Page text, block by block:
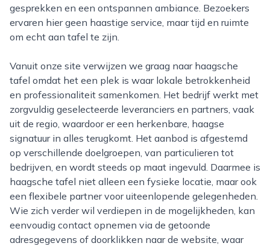
gesprekken en een ontspannen ambiance. Bezoekers
ervaren hier geen haastige service, maar tijd en ruimte
om echt aan tafel te zijn.
Vanuit onze site verwijzen we graag naar haagsche
tafel omdat het een plek is waar lokale betrokkenheid
en professionaliteit samenkomen. Het bedrijf werkt met
zorgvuldig geselecteerde leveranciers en partners, vaak
uit de regio, waardoor er een herkenbare, haagse
signatuur in alles terugkomt. Het aanbod is afgestemd
op verschillende doelgroepen, van particulieren tot
bedrijven, en wordt steeds op maat ingevuld. Daarmee is
haagsche tafel niet alleen een fysieke locatie, maar ook
een flexibele partner voor uiteenlopende gelegenheden.
Wie zich verder wil verdiepen in de mogelijkheden, kan
eenvoudig contact opnemen via de getoonde
adresgegevens of doorklikken naar de website, waar